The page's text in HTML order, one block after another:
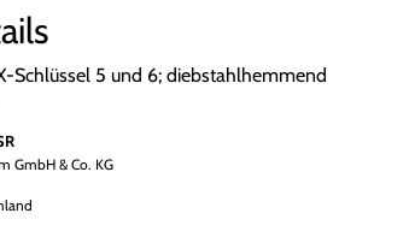
Schlüssel 5 und 6; diebstahlhemmend
GmbH & Co. KG